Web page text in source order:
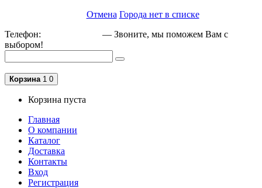
Отмена Города нет в списке
Телефон:
— Звоните, мы поможем Вам с
выбором!
Корзина 1 0
Корзина пуста
Главная
О компании
Каталог
Доставка
Контакты
Вход
Регистрация